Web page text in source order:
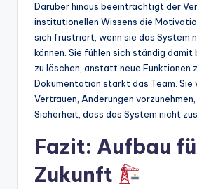
Darüber hinaus beeinträchtigt der
institutionellen Wissens die
sich frustriert, wenn sie das System
können. Sie fühlen sich ständig
zu löschen, anstatt neue Funktionen
Dokumentation stärkt das Team. Sie
Vertrauen, Änderungen
Sicherheit, dass das System nicht
Fazit: Aufbau
Zukunft